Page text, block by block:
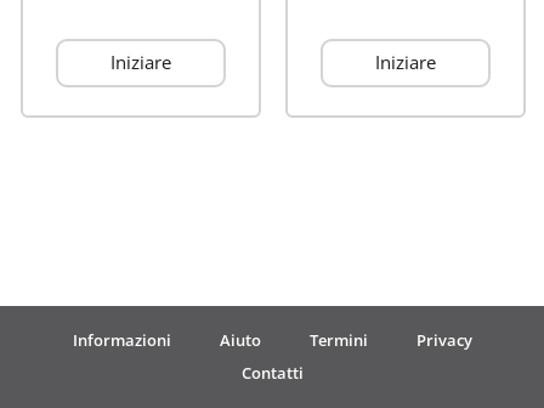
हिन्दीIniziare Iniziare
Informazioni Aiuto Termini
Privacy
Contatti